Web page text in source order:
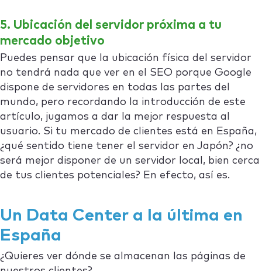
5. Ubicación del servidor próxima a tu
mercado objetivo
Puedes pensar que la ubicación física del servidor
no tendrá nada que ver en el SEO porque Google
dispone de servidores en todas las partes del
mundo, pero recordando la introducción de este
artículo, jugamos a dar la mejor respuesta al
usuario. Si tu mercado de clientes está en España,
¿qué sentido tiene tener el servidor en Japón? ¿no
será mejor disponer de un servidor local, bien cerca
de tus clientes potenciales? En efecto, así es.
Un Data Center a la última en
España
¿Quieres ver dónde se almacenan las páginas de